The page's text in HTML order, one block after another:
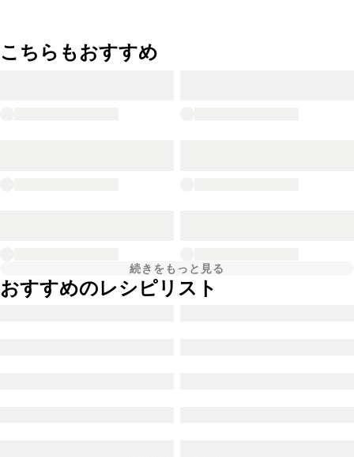
こちらもおすすめ
続きをもっと見る
おすすめのレシピリスト